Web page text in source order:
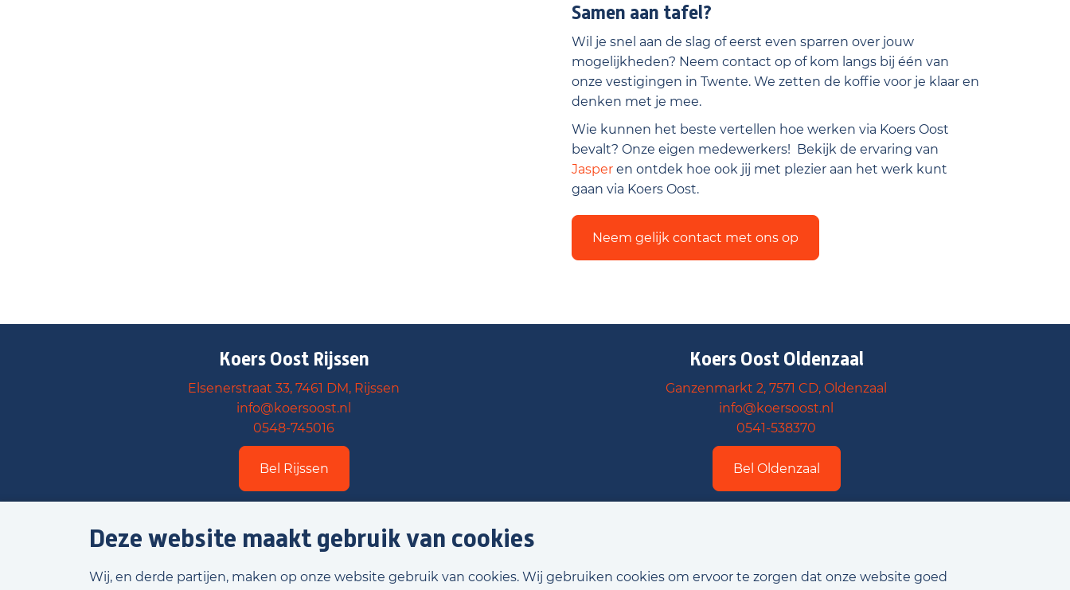
Deze website maakt gebruik van cookies
Wij, en derde partijen, maken op onze website gebruik van cookies. Wij gebruiken cookies om ervoor te zorgen dat onze website goed
Samen aan tafel?
Wil je snel aan de slag of eerst even sparren over jouw
mogelijkheden? Neem contact op of kom langs bij één van
onze vestigingen in Twente. We zetten de koffie voor je klaar en
denken met je mee.
Wie kunnen het beste vertellen hoe werken via Koers Oost
bevalt? Onze eigen medewerkers! Bekijk de ervaring van
Jasper en ontdek hoe ook jij met plezier aan het werk kunt
gaan via Koers Oost.
Neem gelijk contact met ons op
Koers Oost Rijssen
Elsenerstraat 33, 7461 DM, Rijssen
info@koersoost.nl
0548-745016
Bel Rijssen
Koers Oost Oldenzaal
Ganzenmarkt 2, 7571 CD, Oldenzaal
info@koersoost.nl
0541-538370
Bel Oldenzaal